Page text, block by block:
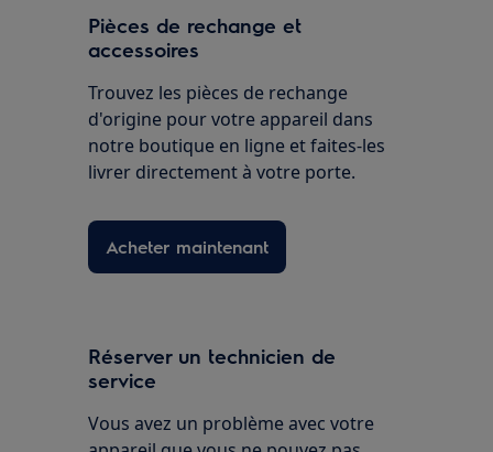
Pièces de rechange et
accessoires
Trouvez les pièces de rechange
d'origine pour votre appareil dans
notre boutique en ligne et faites-les
livrer directement à votre porte.
Acheter maintenant
Réserver un technicien de
service
Vous avez un problème avec votre